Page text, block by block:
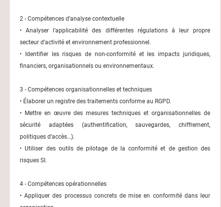
2 - Compétences d’analyse contextuelle
• Analyser l’applicabilité des différentes régulations à leur propre
secteur d’activité et environnement professionnel.
• Identifier les risques de non-conformité et les impacts juridiques,
financiers, organisationnels ou environnementaux.
3 - Compétences organisationnelles et techniques
• Élaborer un registre des traitements conforme au RGPD.
• Mettre en œuvre des mesures techniques et organisationnelles de
sécurité adaptées (authentification, sauvegardes, chiffrement,
politiques d’accès…).
• Utiliser des outils de pilotage de la conformité et de gestion des
risques SI.
4 - Compétences opérationnelles
• Appliquer des processus concrets de mise en conformité dans leur